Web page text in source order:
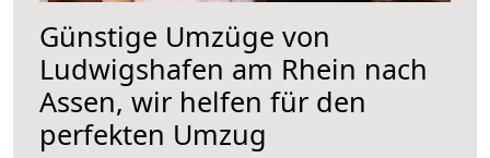
Günstige Umzüge von
Ludwigshafen am Rhein nach
Assen, wir helfen für den
perfekten Umzug